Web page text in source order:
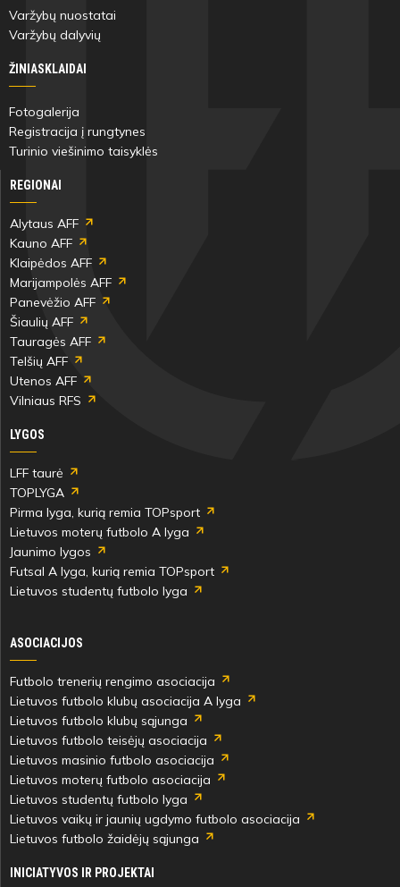
Varžybų nuostatai
Varžybų dalyvių
ŽINIASKLAIDAI
Fotogalerija
Registracija į rungtynes
Turinio viešinimo taisyklės
REGIONAI
Alytaus AFF
Kauno AFF
Klaipėdos AFF
Marijampolės AFF
Panevėžio AFF
Šiaulių AFF
Tauragės AFF
Telšių AFF
Utenos AFF
Vilniaus RFS
LYGOS
LFF taurė
TOPLYGA
Pirma lyga, kurią remia TOPsport
Lietuvos moterų futbolo A lyga
Jaunimo lygos
Futsal A lyga, kurią remia TOPsport
Lietuvos studentų futbolo lyga
ASOCIACIJOS
Futbolo trenerių rengimo asociacija
Lietuvos futbolo klubų asociacija A lyga
Lietuvos futbolo klubų sąjunga
Lietuvos futbolo teisėjų asociacija
Lietuvos masinio futbolo asociacija
Lietuvos moterų futbolo asociacija
Lietuvos studentų futbolo lyga
Lietuvos vaikų ir jaunių ugdymo futbolo asociacija
Lietuvos futbolo žaidėjų sąjunga
INICIATYVOS IR PROJEKTAI